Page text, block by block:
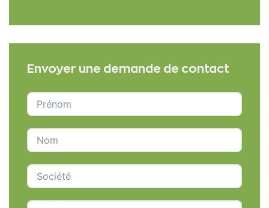
Envoyer une demande de contact